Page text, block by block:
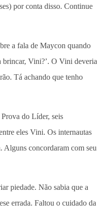
por conta disso. Continue
a fala de Maycon quando
brincar, Vini?’. O Vini deveria
Tá achando que tenho
do Líder, seis
eles Vini. Os internautas
Alguns concordaram com seu
piedade. Não sabia que a
errada. Faltou o cuidado da